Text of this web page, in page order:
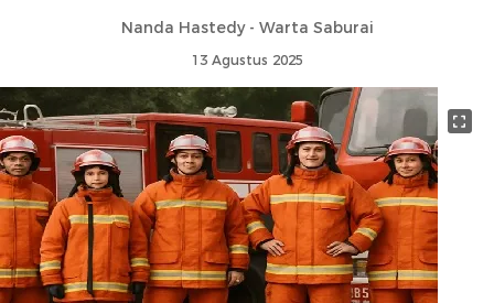
Nanda Hastedy - Warta Saburai
13 Agustus 2025